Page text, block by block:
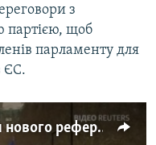
з
партією, щоб
парламенту для
ЄС.
Brexit: В Лондоні вимагали нового референдуму – відео